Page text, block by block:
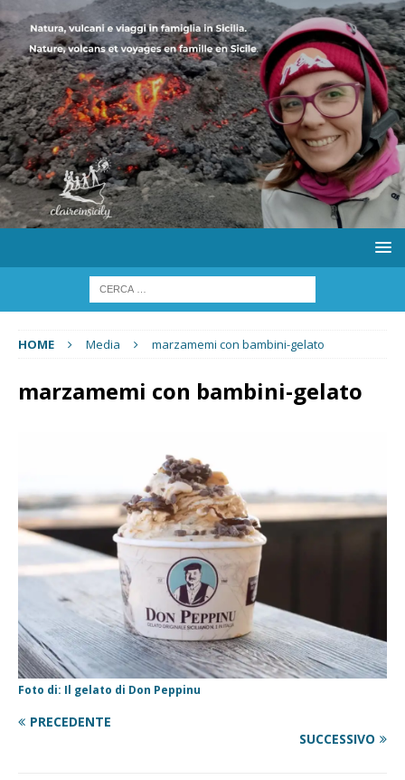
HOME Media marzamemi con bambini-gelato
marzamemi con bambini-gelato
Foto di: Il gelato di Don Peppinu
PRECEDENTE
SUCCESSIVO